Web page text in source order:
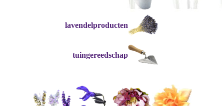
lavendelproducten
tuingereedschap